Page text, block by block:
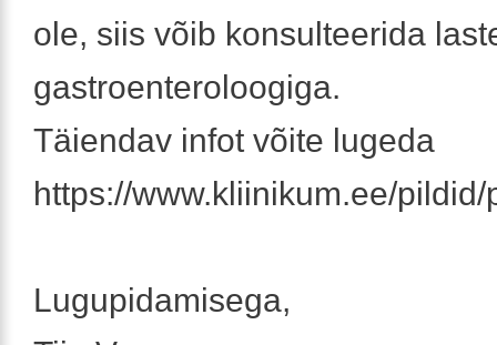
ole, siis võib konsulteerida
gastroenteroloogiga.
Täiendav infot võite lugeda
https://www.kliinikum.ee/
Lugupidamisega,